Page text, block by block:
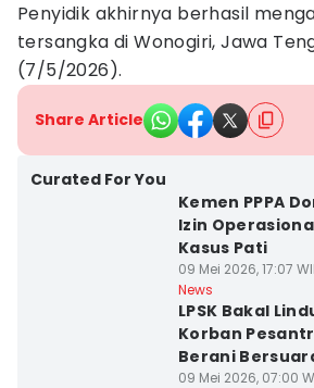
Penyidik akhirnya berhasil
tersangka di Wonogiri, Jawa
(7/5/2026).
Share Article
Curated For You
Kemen PPPA
Izin
Kasus Pati
09 Mei 2026, 17:07
News
LPSK Bakal
Korban
Berani
09 Mei 2026, 07:00